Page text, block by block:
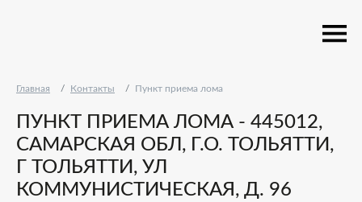
Главная Контакты Пункт приема лома
ПУНКТ ПРИЕМА ЛОМА - 445012,
САМАРСКАЯ ОБЛ, Г.О. ТОЛЬЯТТИ,
Г ТОЛЬЯТТИ, УЛ
КОММУНИСТИЧЕСКАЯ, Д. 96